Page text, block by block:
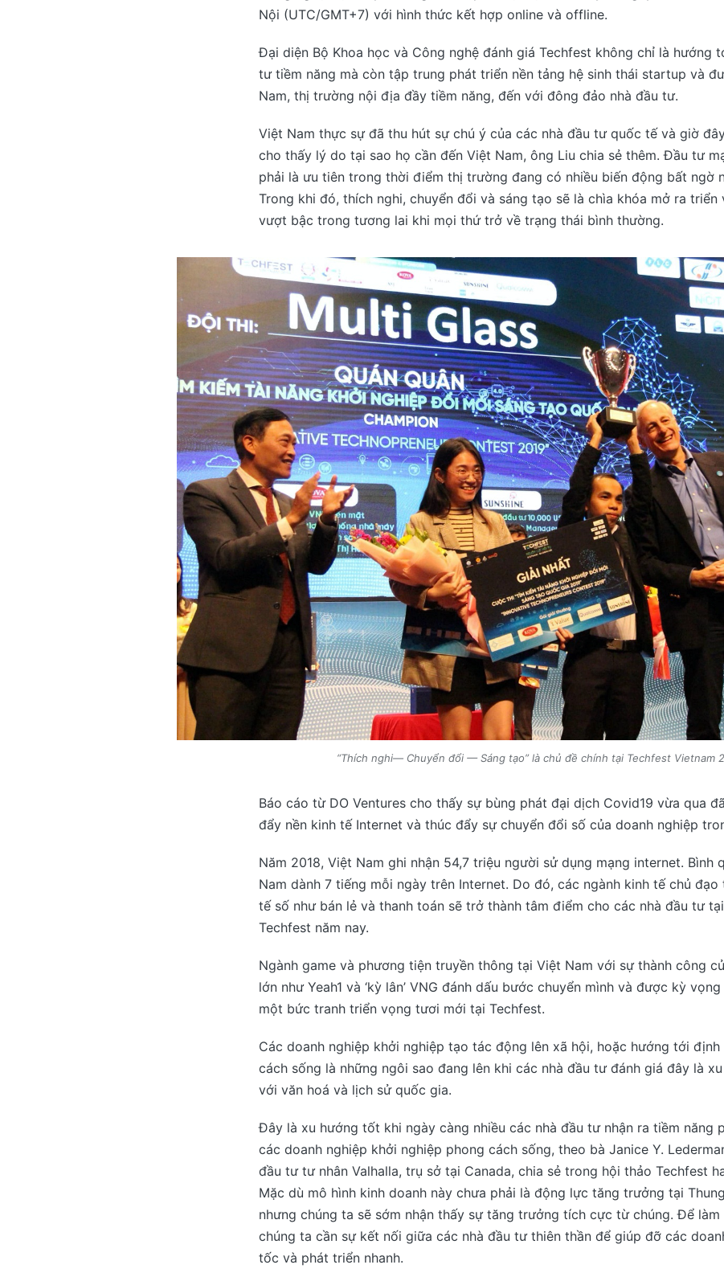
Nội (UTC/GMT+7) với hình thức kết hợp online và offline.
Đại diện Bộ Khoa học và Công nghệ đánh giá Techfest không chỉ là hướng
tư tiềm năng mà còn tập trung phát triển nền tảng hệ sinh thái startup và
Nam, thị trường nội địa đầy tiềm năng, đến với đông đảo nhà đầu tư.
Việt Nam thực sự đã thu hút sự chú ý của các nhà đầu tư quốc tế và giờ
cho thấy lý do tại sao họ cần đến Việt Nam, ông Liu chia sẻ thêm. Đầu tư
phải là ưu tiên trong thời điểm thị trường đang có nhiều biến động bất ngờ
Trong khi đó, thích nghi, chuyển đổi và sáng tạo sẽ là chìa khóa mở ra
vượt bậc trong tương lai khi mọi thứ trở về trạng thái bình thường.
“Thích nghi— Chuyển đổi — Sáng tạo” là chủ đề chính tại Techfest Vietnam
Báo cáo từ DO Ventures cho thấy sự bùng phát đại dịch Covid19 vừa qua
đẩy nền kinh tế Internet và thúc đẩy sự chuyển đổi số của doanh nghiệp
Năm 2018, Việt Nam ghi nhận 54,7 triệu người sử dụng mạng internet. Bình
Nam dành 7 tiếng mỗi ngày trên Internet. Do đó, các ngành kinh tế chủ đạo
tế số như bán lẻ và thanh toán sẽ trở thành tâm điểm cho các nhà đầu tư
Techfest năm nay.
Ngành game và phương tiện truyền thông tại Việt Nam với sự thành công
lớn như Yeah1 và ‘kỳ lân’ VNG đánh dấu bước chuyển mình và được kỳ
một bức tranh triển vọng tươi mới tại Techfest.
Các doanh nghiệp khởi nghiệp tạo tác động lên xã hội, hoặc hướng tới định
cách sống là những ngôi sao đang lên khi các nhà đầu tư đánh giá đây là
với văn hoá và lịch sử quốc gia.
Đây là xu hướng tốt khi ngày càng nhiều các nhà đầu tư nhận ra tiềm năng
các doanh nghiệp khởi nghiệp phong cách sống, theo bà Janice Y.
đầu tư tư nhân Valhalla, trụ sở tại Canada, chia sẻ trong hội thảo Techfest
Mặc dù mô hình kinh doanh này chưa phải là động lực tăng trưởng tại
nhưng chúng ta sẽ sớm nhận thấy sự tăng trưởng tích cực từ chúng. Để
chúng ta cần sự kết nối giữa các nhà đầu tư thiên thần để giúp đỡ các
tốc và phát triển nhanh.